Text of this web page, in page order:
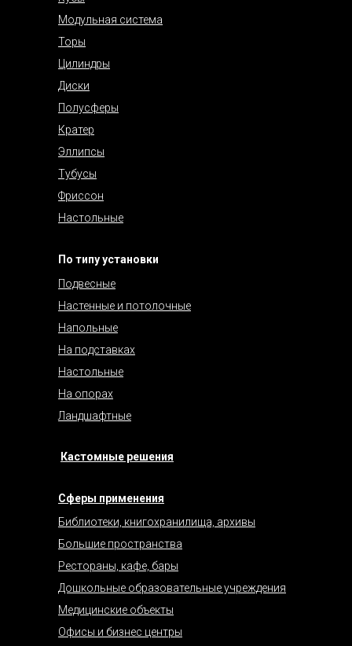
Модульная система
Торы
Цилиндры
Диски
Полусферы
Кратер
Эллипсы
Тубусы
Фриссон
Настольные
По типу установки
Подвесные
Настенные и потолочные
Напольные
На подставках
Настольные
На опорах
Ландшафтные
Кастомные решения
Сферы применения
Библиотеки, книгохранилища, архивы
Большие пространства
Рестораны, кафе, бары
Дошкольные образовательные учреждения
Медицинские объекты
Офисы и бизнес центры